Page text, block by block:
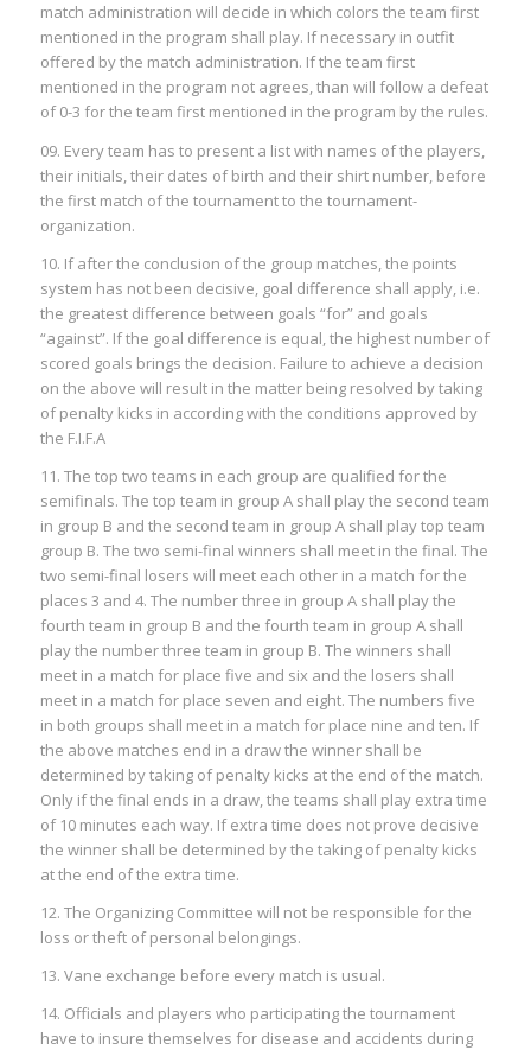
match administration will decide in which colors the team first
mentioned in the program shall play. If necessary in outfit
offered by the match administration. If the team first
mentioned in the program not agrees, than will follow a defeat
of 0-3 for the team first mentioned in the program by the rules.
09. Every team has to present a list with names of the players,
their initials, their dates of birth and their shirt number, before
the first match of the tournament to the tournament-
organization.
10. If after the conclusion of the group matches, the points
system has not been decisive, goal difference shall apply, i.e.
the greatest difference between goals “for” and goals
“against”. If the goal difference is equal, the highest number of
scored goals brings the decision. Failure to achieve a decision
on the above will result in the matter being resolved by taking
of penalty kicks in according with the conditions approved by
the F.I.F.A
11. The top two teams in each group are qualified for the
semifinals. The top team in group A shall play the second team
in group B and the second team in group A shall play top team
group B. The two semi-final winners shall meet in the final. The
two semi-final losers will meet each other in a match for the
places 3 and 4. The number three in group A shall play the
fourth team in group B and the fourth team in group A shall
play the number three team in group B. The winners shall
meet in a match for place five and six and the losers shall
meet in a match for place seven and eight. The numbers five
in both groups shall meet in a match for place nine and ten. If
the above matches end in a draw the winner shall be
determined by taking of penalty kicks at the end of the match.
Only if the final ends in a draw, the teams shall play extra time
of 10 minutes each way. If extra time does not prove decisive
the winner shall be determined by the taking of penalty kicks
at the end of the extra time.
12. The Organizing Committee will not be responsible for the
loss or theft of personal belongings.
13. Vane exchange before every match is usual.
14. Officials and players who participating the tournament
have to insure themselves for disease and accidents during